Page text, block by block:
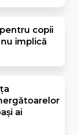
copii
implică
ai